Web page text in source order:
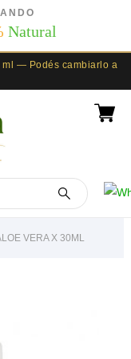
Natural
ml — Podés cambiarlo a
VERA X 30ML